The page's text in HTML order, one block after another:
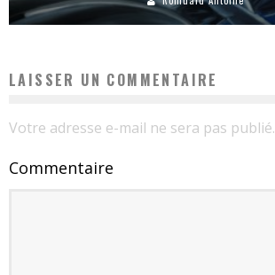
LAISSER UN COMMENTAIRE
Votre adresse e-mail ne sera pas publié.
Commentaire